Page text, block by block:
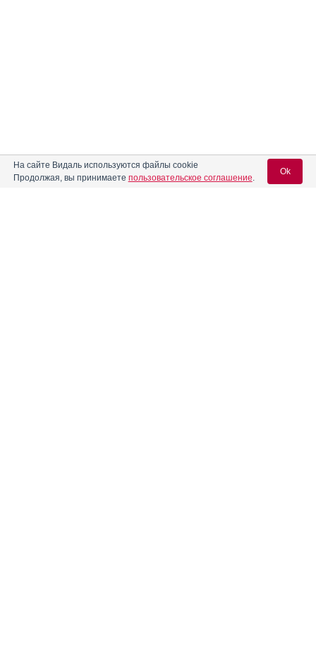
На сайте Видаль используются файлы cookie
Продолжая, вы принимаете пользовательское соглашение.
Ok